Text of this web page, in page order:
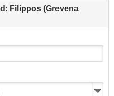
Filippos (Grevena